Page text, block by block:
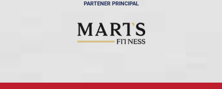
PARTENER PRINCIPAL